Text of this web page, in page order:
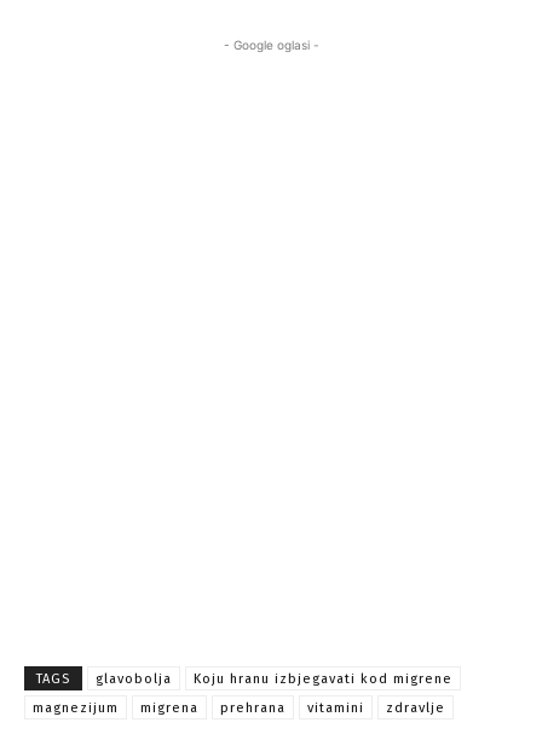
- Google oglasi -
TAGS glavobolja
Koju hranu izbjegavati kod migrene
magnezijum
migrena prehrana vitamini zdravlje